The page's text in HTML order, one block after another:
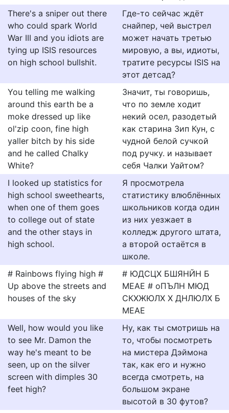
There's a sniper out there
who could spark World
War III and you idiots are
tying up ISIS resources
on high school bullshit.
Где-то сейчас ждёт
снайпер, чей выстрел
может начать третью
мировую, а вы, идиоты,
тратите ресурсы ISIS на
этот детсад?
You telling me walking
around this earth be a
moke dressed up like
ol'zip coon, fine high
yaller bitch by his side
and he called Chalky
White?
Значит, ты говоришь,
что по земле ходит
некий осел, разодетый
как старина Зип Кун, с
чудной белой сучкой
под ручку. и называет
себя Чалки Уайтом?
I looked up statistics for
high school sweethearts,
when one of them goes
to college out of state
and the other stays in
high school.
Я просмотрела
статистику влюблённых
школьников когда один
из них уезжает в
колледж другого штата,
а второй остаётся в
школе.
# Rainbows flying high #
Up above the streets and
houses of the sky
# ЮДСЦХ БШЯНЙН Б
МЕАЕ # оПЪЛН МЮД
СКХЖЮЛХ Х ДНЛЮЛХ Б
МЕАЕ
Well, how would you like
to see Mr. Damon the
way he's meant to be
seen, up on the silver
screen with dimples 30
feet high?
Ну, как ты смотришь на
то, чтобы посмотреть
на мистера Дэймона
так, как его и нужно
всегда смотреть, на
большом экране
высотой в 30 футов?